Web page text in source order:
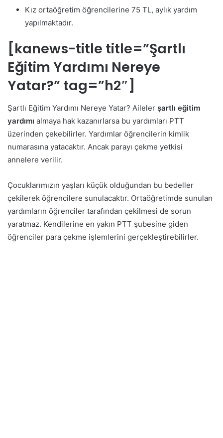
Kız ortaöğretim öğrencilerine 75 TL, aylık yardım
yapılmaktadır.
[kanews-title title=”Şartlı
Eğitim Yardımı Nereye
Yatar?” tag=”h2″]
Şartlı Eğitim Yardımı Nereye Yatar? Aileler şartlı eğitim
yardımı almaya hak kazanırlarsa bu yardımları PTT
üzerinden çekebilirler. Yardımlar öğrencilerin kimlik
numarasına yatacaktır. Ancak parayı çekme yetkisi
annelere verilir.
Çocuklarımızın yaşları küçük olduğundan bu bedeller
çekilerek öğrencilere sunulacaktır. Ortaöğretimde sunulan
yardımların öğrenciler tarafından çekilmesi de sorun
yaratmaz. Kendilerine en yakın PTT şubesine giden
öğrenciler para çekme işlemlerini gerçekleştirebilirler.